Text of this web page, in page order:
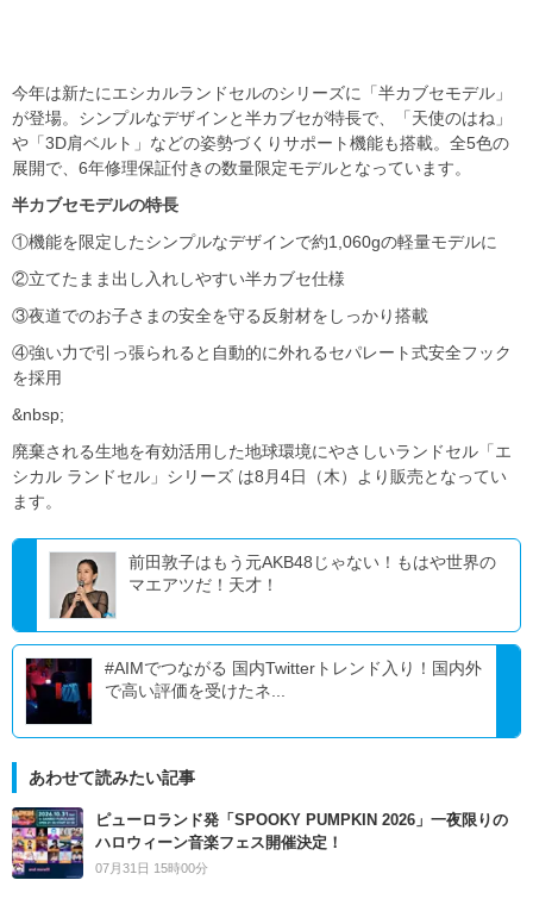
今年は新たにエシカルランドセルのシリーズに「半カブセモデル」
が登場。シンプルなデザインと半カブセが特長で、「天使のはね」
や「3D肩ベルト」などの姿勢づくりサポート機能も搭載。全5色の
展開で、6年修理保証付きの数量限定モデルとなっています。
半カブセモデルの特長
①機能を限定したシンプルなデザインで約1,060gの軽量モデルに
②立てたまま出し入れしやすい半カブセ仕様
③夜道でのお子さまの安全を守る反射材をしっかり搭載
④強い力で引っ張られると自動的に外れるセパレート式安全フック
を採用
&nbsp;
廃棄される生地を有効活用した地球環境にやさしいランドセル「エ
シカル ランドセル」シリーズ は8月4日（木）より販売となってい
ます。
前田敦子はもう元AKB48じゃない！もはや世界の
マエアツだ！天才！
#AIMでつながる 国内Twitterトレンド入り！国内外
で高い評価を受けたネ...
あわせて読みたい記事
ピューロランド発「SPOOKY PUMPKIN 2026」一夜限りの
ハロウィーン音楽フェス開催決定！
07月31日 15時00分